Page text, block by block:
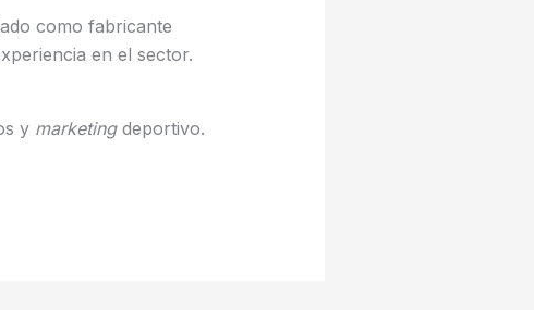
como fabricante
en el sector.
y marketing deportivo.